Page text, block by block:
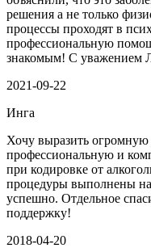
решения а не только
процессы проходят в
профессиональную
знакомым! С уважением
2021-09-22
Инга
Хочу выразить огромную
профессиональную и
при кодировке от
процедуры выполнены
успешно. Отдельное
поддержку!
2018-04-20